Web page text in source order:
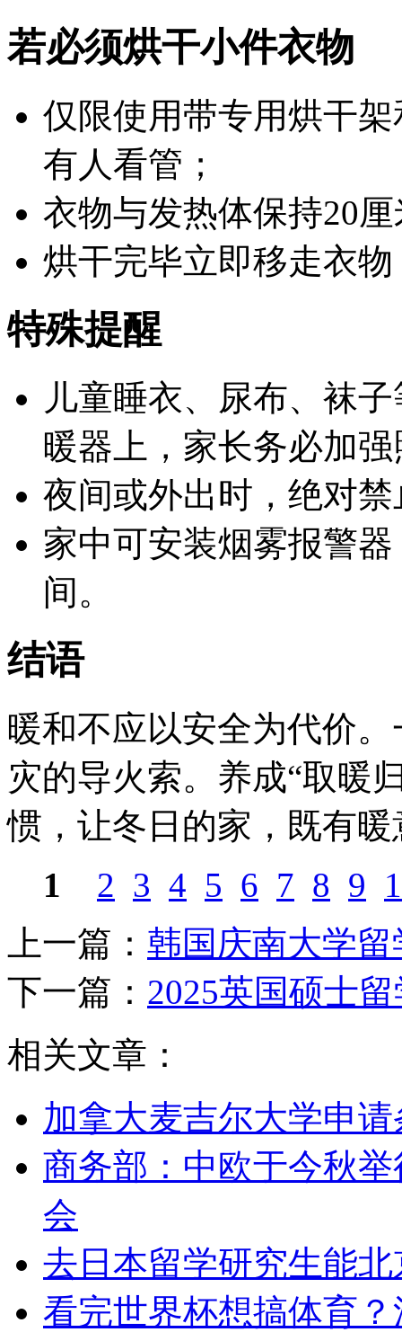
若必须烘干小件衣物
仅限使用带专用烘干
有人看管；
衣物与发热体保持20
烘干完毕立即移走衣
特殊提醒
儿童睡衣、尿布、袜
暖器上，家长务必加
夜间或外出时， 绝对
家中可安装烟雾报警
间。
结语
暖和不应以安全为代价
灾的导火索。养成“取暖
惯，让冬日的家，既有
1
2 3 4 5 6 7 8 9
上一篇： 韩国庆南大学
下一篇： 2025英国硕士
相关文章：
加拿大麦吉尔大学申
商务部：中欧于今秋
会
去日本留学研究生能
看完世界杯想搞体育